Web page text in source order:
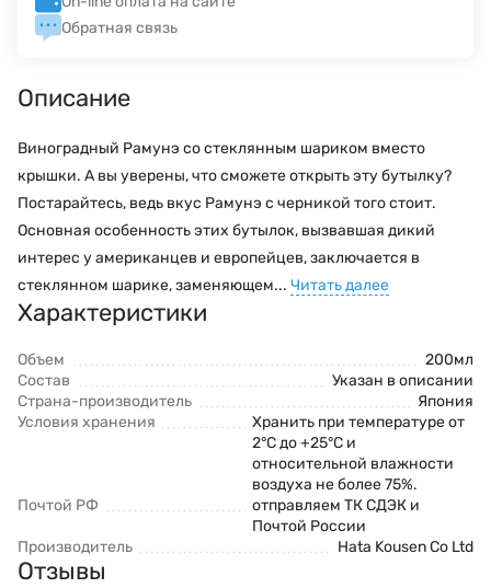
Обратная связь
Описание
Виноградный Рамунэ со стеклянным шариком вместо
крышки. А вы уверены, что сможете открыть эту бутылку?
Постарайтесь, ведь вкус Рамунэ с черникой того стоит.
Основная особенность этих бутылок, вызвавшая дикий
интерес у американцев и европейцев, заключается в
стеклянном шарике, заменяющем... Читать далее
Характеристики
Объем
200мл
Состав
Указан в описании
Страна-производитель
Япония
Условия хранения
Хранить при температуре от
2°С до +25°С и
относительной влажности
воздуха не более 75%.
Почтой РФ
отправляем ТК СДЭК и
Почтой России
Производитель
Hata Kousen Co Ltd
Отзывы